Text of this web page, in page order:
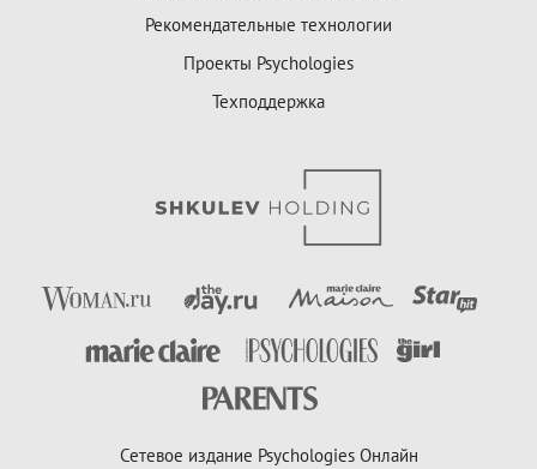
Рекомендательные технологии
Проекты Psychologies
Техподдержка
Сетевое издание Psychologies Онлайн